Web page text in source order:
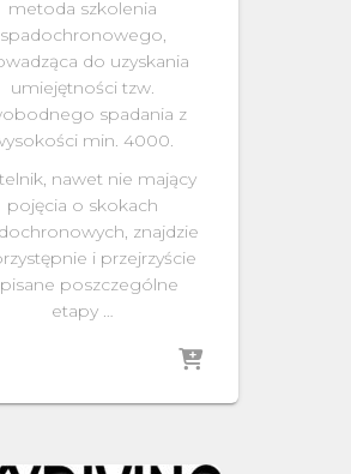
metoda szkolenia
spadochronowego,
do uzyskania
umiejętności tzw.
spadania z
min. 4000.
nawet nie mający
pojęcia o skokach
znajdzie
i przejrzyście
poszczególne
etapy …